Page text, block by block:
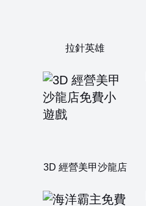
拉針英雄
3D 經營美甲沙龍店